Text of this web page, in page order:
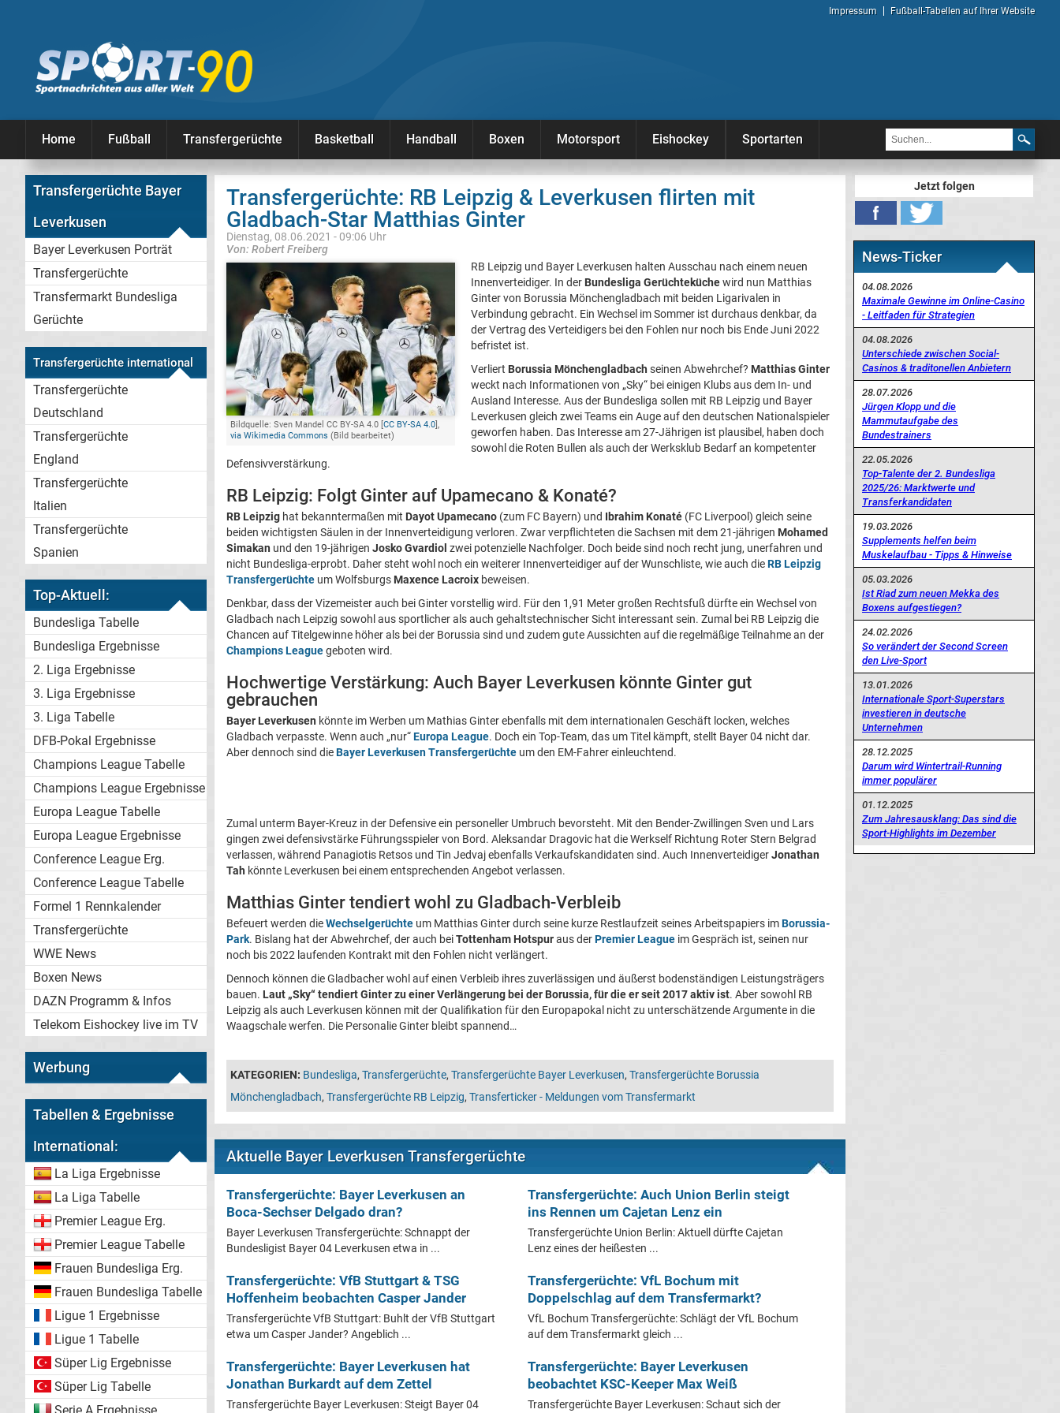
Impressum Fußball-Tabellen auf Ihrer Website
Home Fußball Transfergerüchte Basketball Handball Boxen Motorsport Eishockey Sportarten
Transfergerüchte Bayer
Leverkusen
Bayer Leverkusen Porträt
Transfergerüchte
Transfermarkt Bundesliga
Gerüchte
Transfergerüchte international
Transfergerüchte
Deutschland
Transfergerüchte
England
Transfergerüchte
Italien
Transfergerüchte
Spanien
Top-Aktuell:
Bundesliga Tabelle
Bundesliga Ergebnisse
2. Liga Ergebnisse
3. Liga Ergebnisse
3. Liga Tabelle
DFB-Pokal Ergebnisse
Champions League Tabelle
Champions League Ergebnisse
Europa League Tabelle
Europa League Ergebnisse
Conference League Erg.
Conference League Tabelle
Formel 1 Rennkalender
Transfergerüchte
WWE News
Boxen News
DAZN Programm & Infos
Telekom Eishockey live im TV
Werbung
Tabellen & Ergebnisse
International:
La Liga Ergebnisse
La Liga Tabelle
Premier League Erg.
Premier League Tabelle
Frauen Bundesliga Erg.
Frauen Bundesliga Tabelle
Ligue 1 Ergebnisse
Ligue 1 Tabelle
Süper Lig Ergebnisse
Süper Lig Tabelle
Transfergerüchte: RB Leipzig & Leverkusen flirten mit
Gladbach-Star Matthias Ginter
Dienstag, 08.06.2021 - 09:06 Uhr
Von: Robert Freiberg
Bildquelle: Sven Mandel CC BY-SA 4.0 [CC BY-SA 4.0],
via Wikimedia Commons (Bild bearbeitet)
RB Leipzig und Bayer Leverkusen halten Ausschau nach einem neuen
Innenverteidiger. In der Bundesliga Gerüchteküchewird nun Matthias
Ginter von Borussia Mönchengladbach mit beiden Ligarivalen in
Verbindung gebracht. Ein Wechsel im Sommer ist durchaus denkbar, da
der Vertrag des Verteidigers bei den Fohlen nur noch bis Ende Juni 2022
befristet ist.
Verliert Borussia Mönchengladbach seinen Abwehrchef? Matthias Ginter
weckt nach Informationen von „Sky“ bei einigen Klubs aus dem In- und
Ausland Interesse. Aus der Bundesliga sollen mit RB Leipzig und Bayer
Leverkusen gleich zwei Teams ein Auge auf den deutschen Nationalspieler
geworfen haben. Das Interesse am 27-Jährigen ist plausibel, haben doch
sowohl die Roten Bullen als auch der Werksklub Bedarf an kompetenter
Defensivverstärkung.
RB Leipzig: Folgt Ginter auf Upamecano & Konaté?
RB Leipzig hat bekanntermaßen mit Dayot Upamecano (zum FC Bayern) und Ibrahim Konaté (FC Liverpool) gleich seine
beiden wichtigsten Säulen in der Innenverteidigung verloren. Zwar verpflichteten die Sachsen mit dem 21-jährigen Mohamed
Simakan und den 19-jährigen Josko Gvardiol zwei potenzielle Nachfolger. Doch beide sind noch recht jung, unerfahren und
nicht Bundesliga-erprobt. Daher steht wohl noch ein weiterer Innenverteidiger auf der Wunschliste, wie auch dieRB Leipzig
Transfergerüchte um Wolfsburgs Maxence Lacroix beweisen.
Denkbar, dass der Vizemeister auch bei Ginter vorstellig wird. Für den 1,91 Meter großen Rechtsfuß dürfte ein Wechsel von
Gladbach nach Leipzig sowohl aus sportlicher als auch gehaltstechnischer Sicht interessant sein. Zumal bei RB Leipzig die
Chancen auf Titelgewinne höher als bei der Borussia sind und zudem gute Aussichten auf die regelmäßige Teilnahme an der
Champions Leaguegeboten wird.
Hochwertige Verstärkung: Auch Bayer Leverkusen könnte Ginter gut
gebrauchen
Bayer Leverkusen könnte im Werben um Mathias Ginter ebenfalls mit dem internationalen Geschäft locken, welches
Gladbach verpasste. Wenn auch „nur“Europa League. Doch ein Top-Team, das um Titel kämpft, stellt Bayer 04 nicht dar.
Aber dennoch sind dieBayer Leverkusen Transfergerüchte um den EM-Fahrer einleuchtend.
Zumal unterm Bayer-Kreuz in der Defensive ein personeller Umbruch bevorsteht. Mit den Bender-Zwillingen Sven und Lars
gingen zwei defensivstärke Führungsspieler von Bord. Aleksandar Dragovic hat die Werkself Richtung Roter Stern Belgrad
verlassen, während Panagiotis Retsos und Tin Jedvaj ebenfalls Verkaufskandidaten sind. Auch InnenverteidigerJonathan
Tah könnte Leverkusen bei einem entsprechenden Angebot verlassen.
Matthias Ginter tendiert wohl zu Gladbach-Verbleib
Befeuert werden dieWechselgerüchte um Matthias Ginter durch seine kurze Restlaufzeit seines Arbeitspapiers imBorussia-
Park. Bislang hat der Abwehrchef, der auch beiTottenham Hotspuraus derPremier League im Gespräch ist, seinen nur
noch bis 2022 laufenden Kontrakt mit den Fohlen nicht verlängert.
Dennoch können die Gladbacher wohl auf einen Verbleib ihres zuverlässigen und äußerst bodenständigen Leistungsträgers
bauen. Laut „Sky“ tendiert Ginter zu einer Verlängerung bei der Borussia, für die er seit 2017 aktiv ist. Aber sowohl RB
Leipzig als auch Leverkusen können mit der Qualifikation für den Europapokal nicht zu unterschätzende Argumente in die
Waagschale werfen. Die Personalie Ginter bleibt spannend…
KATEGORIEN: Bundesliga, Transfergerüchte, Transfergerüchte Bayer Leverkusen, Transfergerüchte Borussia
Mönchengladbach, Transfergerüchte RB Leipzig, Transferticker - Meldungen vom Transfermarkt
Aktuelle Bayer Leverkusen Transfergerüchte
Transfergerüchte: Bayer Leverkusen an
Boca-Sechser Delgado dran?
Bayer Leverkusen Transfergerüchte: Schnappt der
Bundesligist Bayer 04 Leverkusen etwa in ...
Transfergerüchte: Auch Union Berlin steigt
ins Rennen um Cajetan Lenz ein
Transfergerüchte Union Berlin: Aktuell dürfte Cajetan
Lenz eines der heißesten ...
Transfergerüchte: VfB Stuttgart & TSG
Hoffenheim beobachten Casper Jander
Transfergerüchte VfB Stuttgart: Buhlt der VfB Stuttgart
etwa um Casper Jander? Angeblich ...
Transfergerüchte: VfL Bochum mit
Doppelschlag auf dem Transfermarkt?
VfL Bochum Transfergerüchte: Schlägt der VfL Bochum
auf dem Transfermarkt gleich ...
Transfergerüchte: Bayer Leverkusen hat
Jonathan Burkardt auf dem Zettel
Transfergerüchte Bayer Leverkusen: Steigt Bayer 04
Transfergerüchte: Bayer Leverkusen
beobachtet KSC-Keeper Max Weiß
Transfergerüchte Bayer Leverkusen: Schaut sich der
Jetzt folgen
News-Ticker
04.08.2026
Maximale Gewinne im Online-Casino
- Leitfaden für Strategien
04.08.2026
Unterschiede zwischen Social-
Casinos & traditonellen Anbietern
28.07.2026
Jürgen Klopp und die
Mammutaufgabe des
Bundestrainers
22.05.2026
Top-Talente der 2. Bundesliga
2025/26: Marktwerte und
Transferkandidaten
19.03.2026
Supplements helfen beim
Muskelaufbau - Tipps & Hinweise
05.03.2026
Ist Riad zum neuen Mekka des
Boxens aufgestiegen?
24.02.2026
So verändert der Second Screen
den Live-Sport
13.01.2026
Internationale Sport-Superstars
investieren in deutsche
Unternehmen
28.12.2025
Darum wird Wintertrail-Running
immer populärer
01.12.2025
Zum Jahresausklang: Das sind die
Sport-Highlights im Dezember